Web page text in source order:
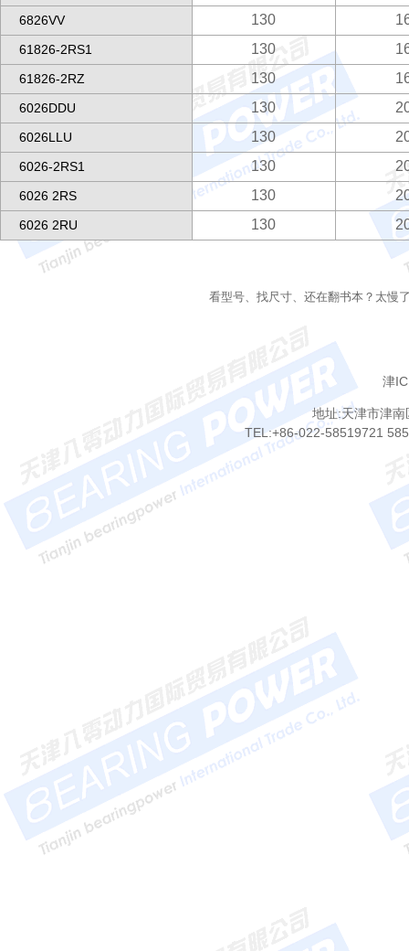
6826VV 130
61826-2RS1 130
61826-2RZ 130
6026DDU 130
6026LLU 130
6026-2RS1 130
6026 2RS 130
6026 2RU 130
看型号、找尺寸、还在翻书本？太慢
津
地址:天津市津
TEL:+86-022-58519721